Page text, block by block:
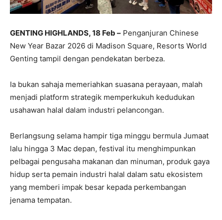
GENTING HIGHLANDS, 18 Feb – Penganjuran Chinese
New Year Bazar 2026 di Madison Square, Resorts World
Genting tampil dengan pendekatan berbeza.
Ia bukan sahaja memeriahkan suasana perayaan, malah
menjadi platform strategik memperkukuh kedudukan
usahawan halal dalam industri pelancongan.
Berlangsung selama hampir tiga minggu bermula Jumaat
lalu hingga 3 Mac depan, festival itu menghimpunkan
pelbagai pengusaha makanan dan minuman, produk gaya
hidup serta pemain industri halal dalam satu ekosistem
yang memberi impak besar kepada perkembangan
jenama tempatan.